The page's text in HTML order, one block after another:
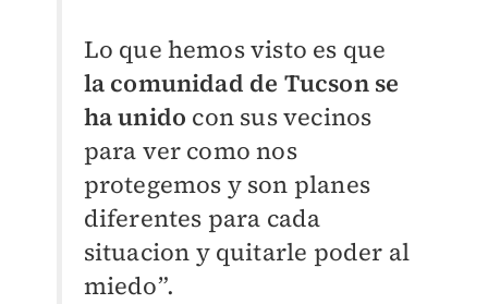
Lo que hemos visto es que
la comunidad de Tucson se
ha unido con sus vecinos
para ver como nos
protegemos y son planes
diferentes para cada
situacion y quitarle poder al
miedo”.